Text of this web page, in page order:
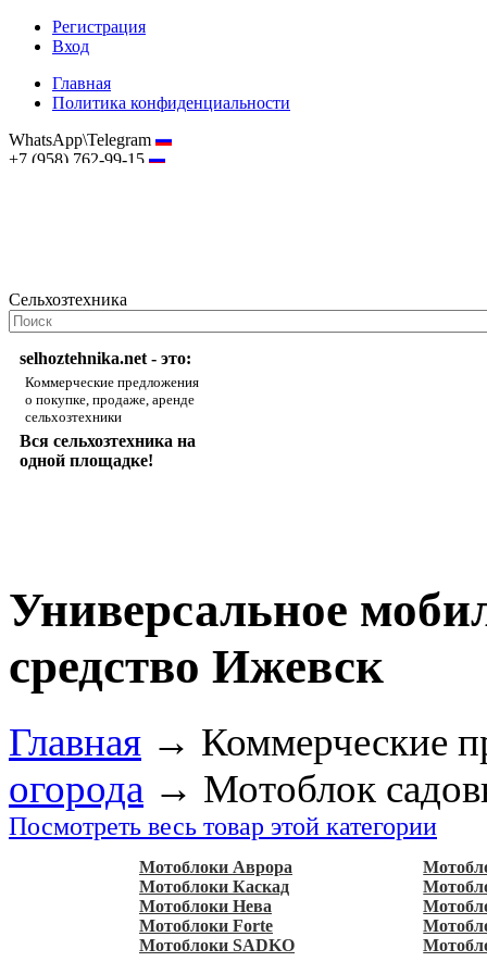
Регистрация
Вход
Главная
Политика конфиденциальности
WhatsApp\Telegram
+7 (958) 762-99-15
Сельхозтехника
selhoztehnika.net - это:
Коммерческие предложения
о покупке, продаже, аренде
сельхозтехники
Вся сельхозтехника на
одной площадке!
Универсальное
средство Ижевск
Главная → Коммерческие
огорода → Мотоблок
Посмотреть весь товар этой категории
Мотоблоки Аврора
Мотоблоки Каскад
Мотоблоки Нева
Мотоблоки Forte
Мотоблоки SADKO